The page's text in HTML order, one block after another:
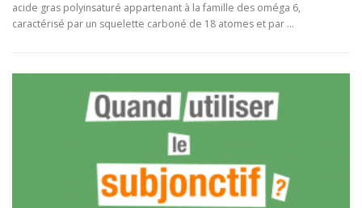
acide gras polyinsaturé appartenant à la famille des oméga 6,
caractérisé par un squelette carboné de 18 atomes et par …